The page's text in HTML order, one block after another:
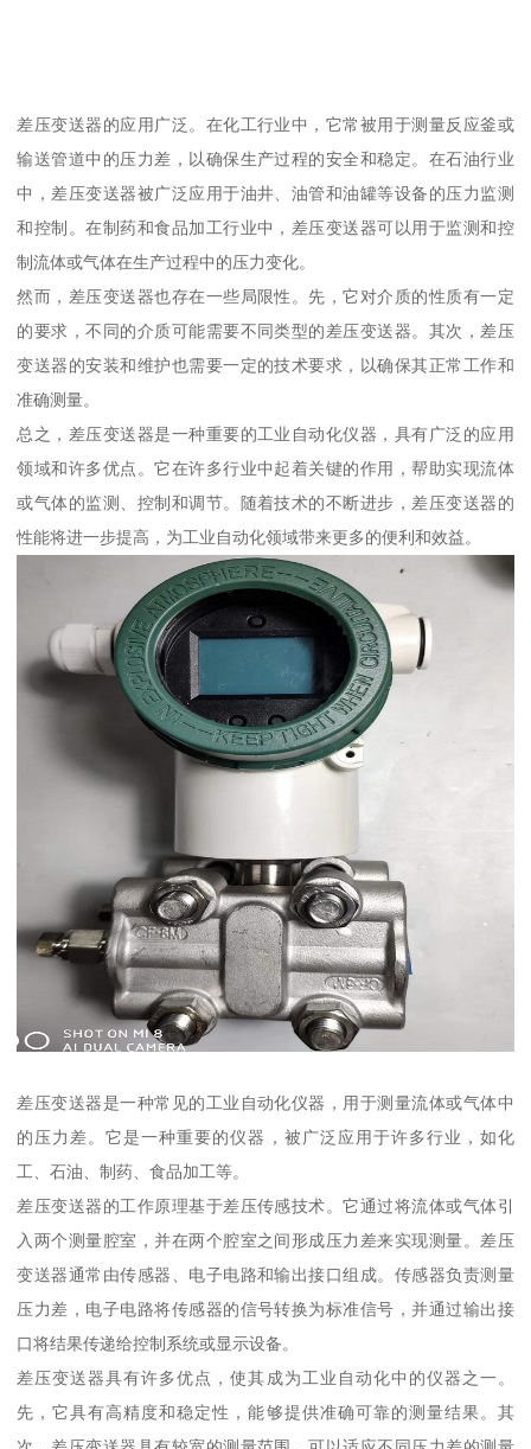
差压变送器的应用广泛。在化工行业中，它常被用于测量反应釜或
输送管道中的压力差，以确保生产过程的安全和稳定。在石油行业
中，差压变送器被广泛应用于油井、油管和油罐等设备的压力监测
和控制。在制药和食品加工行业中，差压变送器可以用于监测和控
制流体或气体在生产过程中的压力变化。
然而，差压变送器也存在一些局限性。先，它对介质的性质有一定
的要求，不同的介质可能需要不同类型的差压变送器。其次，差压
变送器的安装和维护也需要一定的技术要求，以确保其正常工作和
准确测量。
总之，差压变送器是一种重要的工业自动化仪器，具有广泛的应用
领域和许多优点。它在许多行业中起着关键的作用，帮助实现流体
或气体的监测、控制和调节。随着技术的不断进步，差压变送器的
性能将进一步提高，为工业自动化领域带来更多的便利和效益。
差压变送器是一种常见的工业自动化仪器，用于测量流体或气体中
的压力差。它是一种重要的仪器，被广泛应用于许多行业，如化
工、石油、制药、食品加工等。
差压变送器的工作原理基于差压传感技术。它通过将流体或气体引
入两个测量腔室，并在两个腔室之间形成压力差来实现测量。差压
变送器通常由传感器、电子电路和输出接口组成。传感器负责测量
压力差，电子电路将传感器的信号转换为标准信号，并通过输出接
口将结果传递给控制系统或显示设备。
差压变送器具有许多优点，使其成为工业自动化中的仪器之一。
先，它具有高精度和稳定性，能够提供准确可靠的测量结果。其